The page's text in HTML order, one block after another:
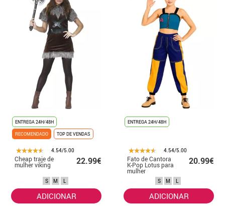
ENTREGA 24H/48H
RECOMENDADO
TOP DE VENDAS
4.54/5.00
Cheap traje de
mulher viking 22.99€
S M L
ADICIONAR
ENTREGA 24H/48H
4.54/5.00
Fato de Cantora
K-Pop Lotus para
mulher
20.99€
S M L
ADICIONAR